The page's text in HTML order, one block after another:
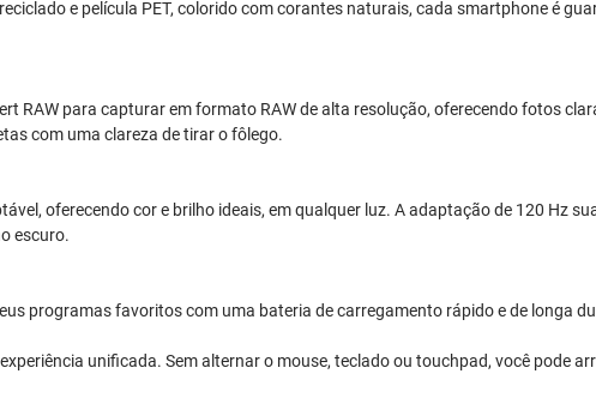
e película PET, colorido com corantes naturais, cada smartphone é
RAW para capturar em formato RAW de alta resolução, oferecendo fotos
com uma clareza de tirar o fôlego.
oferecendo cor e brilho ideais, em qualquer luz. A adaptação de 120 Hz
escuro.
programas favoritos com uma bateria de carregamento rápido e de longa
unificada. Sem alternar o mouse, teclado ou touchpad, você pode